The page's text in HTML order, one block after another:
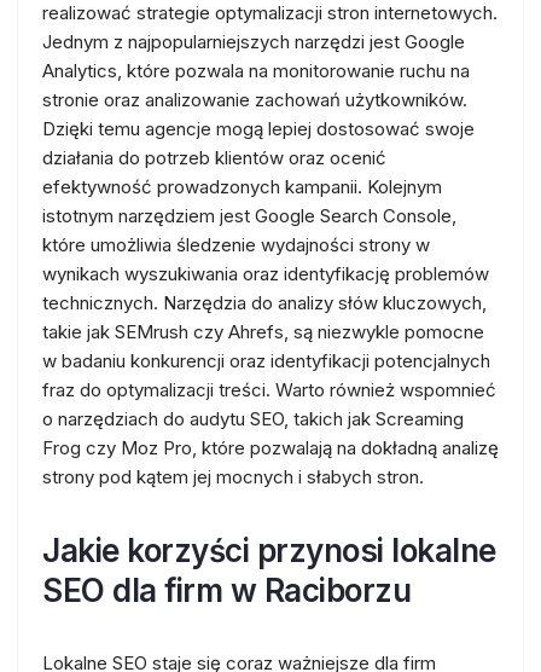
realizować strategie optymalizacji stron internetowych.
Jednym z najpopularniejszych narzędzi jest Google
Analytics, które pozwala na monitorowanie ruchu na
stronie oraz analizowanie zachowań użytkowników.
Dzięki temu agencje mogą lepiej dostosować swoje
działania do potrzeb klientów oraz ocenić
efektywność prowadzonych kampanii. Kolejnym
istotnym narzędziem jest Google Search Console,
które umożliwia śledzenie wydajności strony w
wynikach wyszukiwania oraz identyfikację problemów
technicznych. Narzędzia do analizy słów kluczowych,
takie jak SEMrush czy Ahrefs, są niezwykle pomocne
w badaniu konkurencji oraz identyfikacji potencjalnych
fraz do optymalizacji treści. Warto również wspomnieć
o narzędziach do audytu SEO, takich jak Screaming
Frog czy Moz Pro, które pozwalają na dokładną analizę
strony pod kątem jej mocnych i słabych stron.
Jakie korzyści przynosi lokalne
SEO dla firm w Raciborzu
Lokalne SEO staje się coraz ważniejsze dla firm